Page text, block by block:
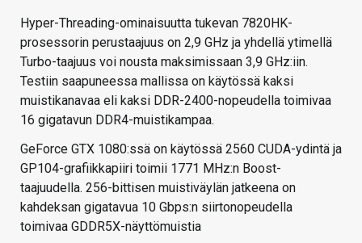
Hyper-Threading-ominaisuutta tukevan 7820HK-
prosessorin perustaajuus on 2,9 GHz ja yhdellä ytimellä
Turbo-taajuus voi nousta maksimissaan 3,9 GHz:iin.
Testiin saapuneessa mallissa on käytössä kaksi
muistikanavaa eli kaksi DDR-2400-nopeudella toimivaa
16 gigatavun DDR4-muistikampaa.
GeForce GTX 1080:ssä on käytössä 2560 CUDA-ydintä ja
GP104-grafiikkapiiri toimii 1771 MHz:n Boost-
taajuudella. 256-bittisen muistiväylän jatkeena on
kahdeksan gigatavua 10 Gbps:n siirtonopeudella
toimivaa GDDR5X-näyttömuistia